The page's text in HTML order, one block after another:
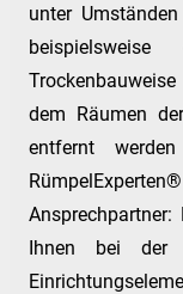
unter
dem Räumen
entfernt
Ihnen bei der